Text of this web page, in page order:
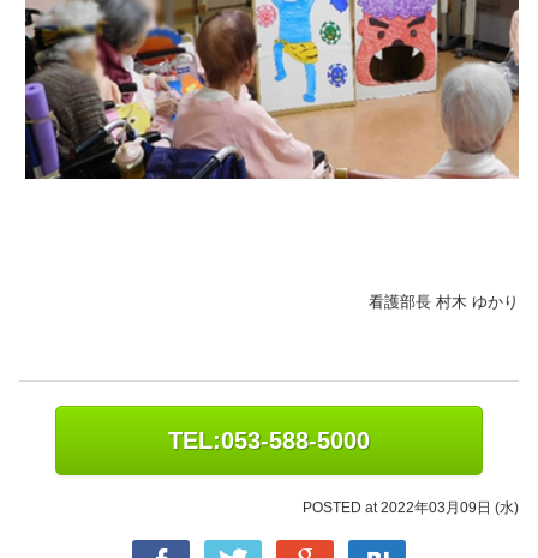
看護部長 村木 ゆかり
TEL:053-588-5000
POSTED at 2022年03月09日 (水)